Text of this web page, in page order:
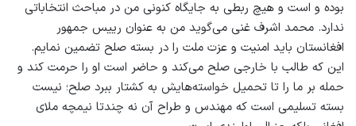
بوده و است و هیچ ربطی به جایگاه کنونی من در مباحث انتخاباتی
ندارد. محمد اشرف غنی می‌گوید من به عنوان رییس جمهور
افغانستان باید امنیت و عزت ملت را در بسته صلح تضمین نمایم.
این که طالب با خارجی صلح می‌کند و حاضر است او را حرمت کند و
حمله بر ما را تا تحمیل خواسته‌هایش به کشتار ببرد صلح؛ نیست
بسته تسلیمی است که مهندس و طراح آن نه چندتا نیمچه ملای